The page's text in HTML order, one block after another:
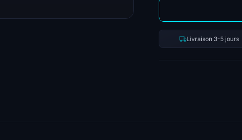
Livraison 3-5 jours